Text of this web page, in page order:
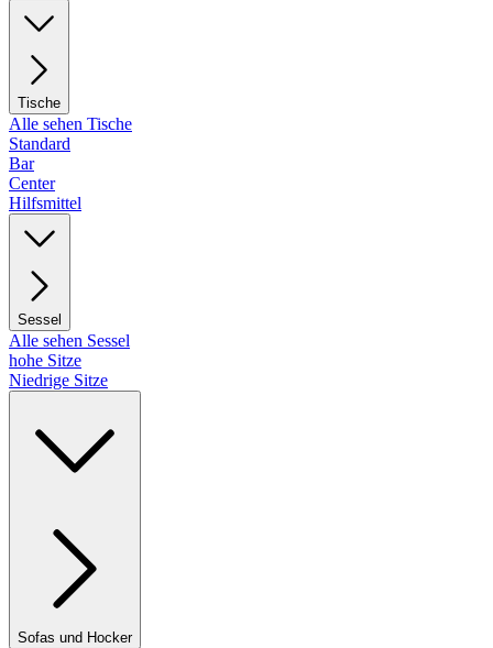
Tische
Alle sehen Tische
Standard
Bar
Center
Hilfsmittel
Sessel
Alle sehen Sessel
hohe Sitze
Niedrige Sitze
Sofas und Hocker